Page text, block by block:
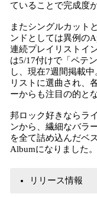
ていることで完成度
またシングルカット
ンドとしては異例の
連続プレイリストイ
は5/17付けで「ペテ
し、現在7週間掲載
リストに選曲され、
ーからも注目の的と
邦ロック好きならラ
ンから、繊細なバラ
を全て詰め込んだベ
Albumになりました。
リリース情報